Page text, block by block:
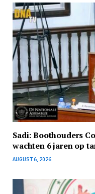
Sadi: Boothouders
wachten 6 jaren op
AUGUST 6, 2026